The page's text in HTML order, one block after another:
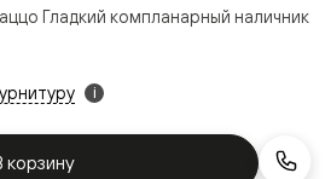
i
корзину
Гладкий компланарный наличник